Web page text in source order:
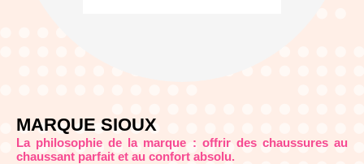
MARQUE SIOUX
La philosophie de la marque : offrir des chaussuresau
chaussant parfait et au confort absolu.